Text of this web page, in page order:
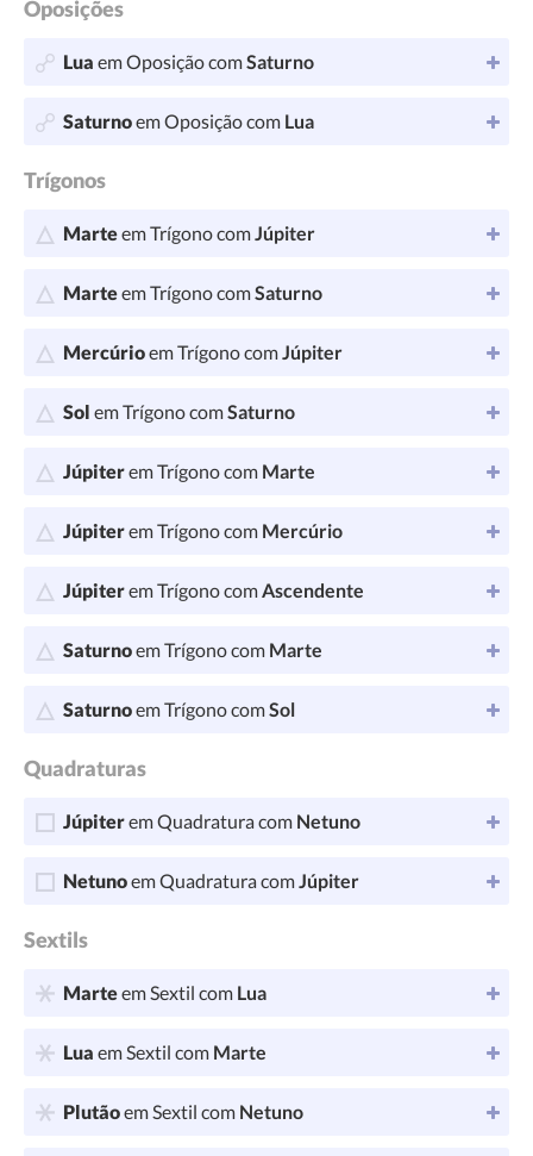
Oposições
Lua em Oposição comSaturno
Saturnoem Oposição com Lua
Trígonos
Marteem Trígono comJúpiter
Marteem Trígono comSaturno
Mercúrioem Trígono comJúpiter
Sol em Trígono comSaturno
Júpiterem Trígono com Marte
Júpiterem Trígono com Mercúrio
Júpiterem Trígono comAscendente
Saturnoem Trígono com Marte
Saturnoem Trígono comSol
Quadraturas
Júpiterem Quadratura com Netuno
Netunoem Quadratura comJúpiter
Sextils
Marteem Sextil com Lua
Lua em Sextil com Marte
Plutãoem Sextil com Netuno